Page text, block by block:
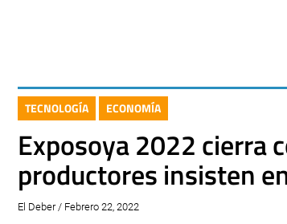
TECNOLOGÍA ECONOMÍA
Exposoya 2022 cierra
productores insisten
El Deber / Febrero 22, 2022